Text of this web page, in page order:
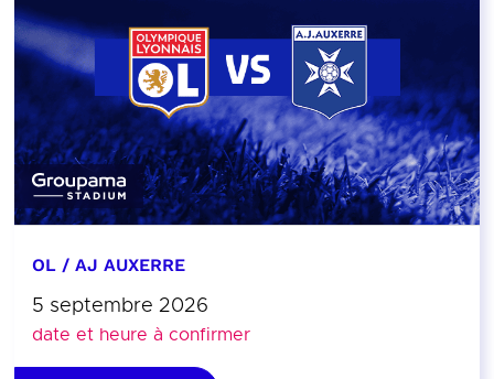
OL / AJ AUXERRE
5 septembre 2026
date et heure à confirmer